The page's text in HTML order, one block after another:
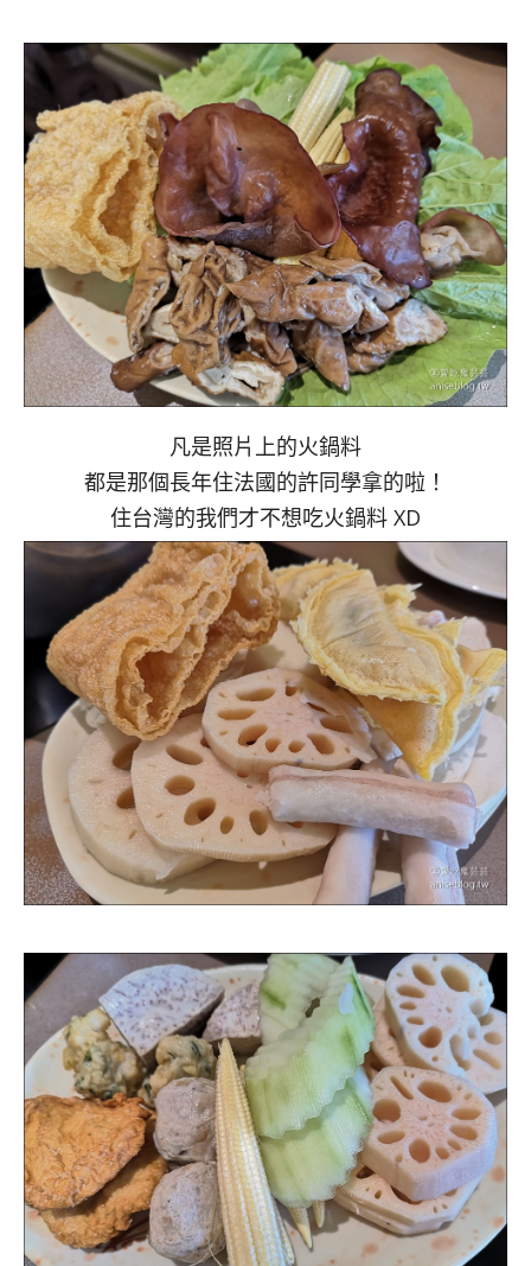
凡是照片上的火鍋料
都是那個長年住法國的許同學拿的啦！
住台灣的我們才不想吃火鍋料 XD